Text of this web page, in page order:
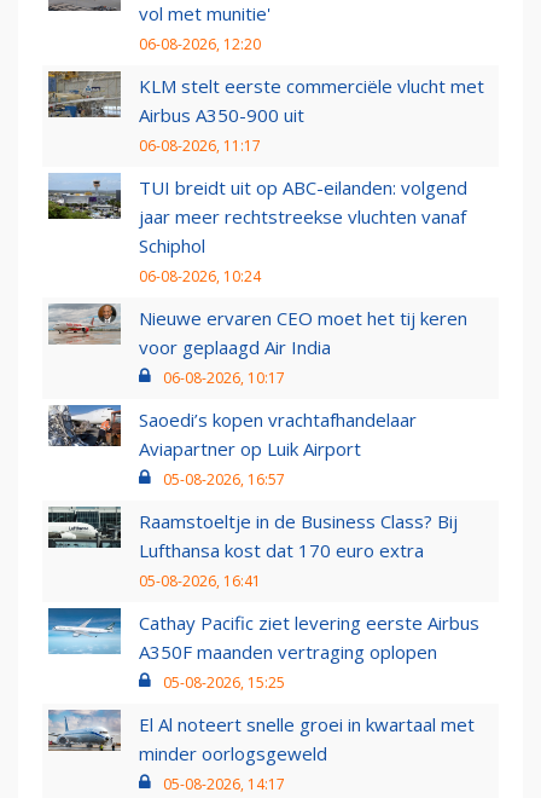
vol met munitie'
06-08-2026, 12:20
KLM stelt eerste commerciële vlucht met
Airbus A350-900 uit
06-08-2026, 11:17
TUI breidt uit op ABC-eilanden: volgend
jaar meer rechtstreekse vluchten vanaf
Schiphol
06-08-2026, 10:24
Nieuwe ervaren CEO moet het tij keren
voor geplaagd Air India
06-08-2026, 10:17
Saoedi’s kopen vrachtafhandelaar
Aviapartner op Luik Airport
05-08-2026, 16:57
Raamstoeltje in de Business Class? Bij
Lufthansa kost dat 170 euro extra
05-08-2026, 16:41
Cathay Pacific ziet levering eerste Airbus
A350F maanden vertraging oplopen
05-08-2026, 15:25
El Al noteert snelle groei in kwartaal met
minder oorlogsgeweld
05-08-2026, 14:17